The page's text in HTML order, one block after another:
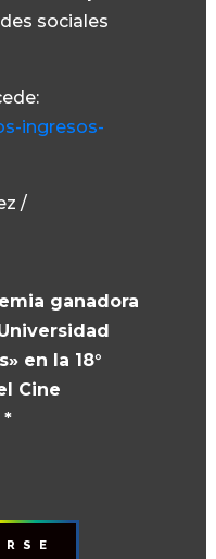
sociales
ingresos-
/
ganadora
en la 18°
Cine
*
S E